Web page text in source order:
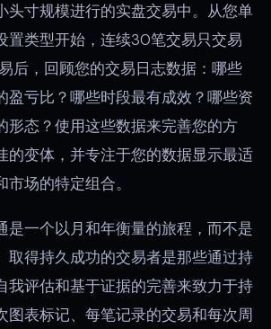
头寸规模进行的实盘交易中。从您单
置类型开始，连续30笔交易只交易
后，回顾您的交易日志数据：哪些
盈亏比？哪些时段最有成效？哪些资
形态？使用这些数据来完善您的方
的变体，并专注于您的数据显示最适
场的特定组合。
是一个以月和年衡量的旅程，而不是
取得持久成功的交易者是那些通过持
我评估和基于证据的完善来致力于持
图表标记、每笔记录的交易和每次周